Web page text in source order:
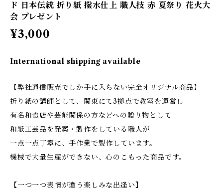
ド 日本伝統 折り紙 撥水仕上 職人技 赤 夏祭り 花火大
会 プレゼント
¥3,000
International shipping available
【弊社通信販売でしか手に入らない完全オリジナル商品】
折り紙の講師として、関東にて3拠点で教室を運営し
有名和食店や芸能関係の方などへの贈り物として
和紙工芸品を発案・製作をしている職人が
一点一点丁寧に、手作業で製作しています。
機械で大量生産ができない、心のこもった商品です。
【一つ一つ表情が違う楽しみな出逢い】